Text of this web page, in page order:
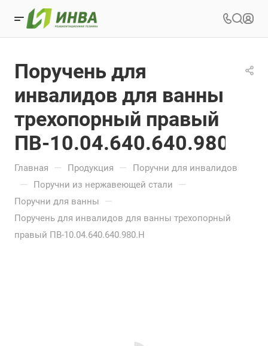
Поручень для
инвалидов для ванны
трехопорный правый
ПВ-10.04.640.640.980.Н
Главная — Продукция — Поручни для инвалидов
— Поручни из нержавеющей стали —
Поручни для ванны —
Поручень для инвалидов для ванны трехопорный
правый ПВ-10.04.640.640.980.Н